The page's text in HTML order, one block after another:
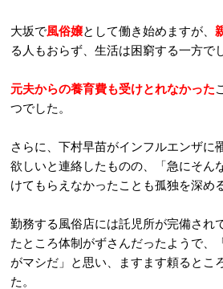
大坂で風俗嬢として働き始めますが、
る人もおらず、生活は困窮する一方で
元夫からの養育費も受けとれなかった
つでした。
さらに、下村早苗がインフルエンザに
欲しいと連絡したものの、「急にそん
けてもらえなかったことも孤独を深め
勤務する風俗店には託児所が完備され
たところ体制がずさんだったようで、
がマシだ」と思い、ますます頼るとこ
た。